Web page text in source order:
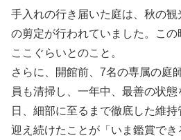
手入れの行き届いた庭は、秋の
の剪定が行われていました。この
ここぐらいとのこと。
さらに、開館前、7名の専属の庭
員も清掃し、一年中、最善の状
日、細部に至るまで徹底した維
迎え続けたことが「いま鑑賞で